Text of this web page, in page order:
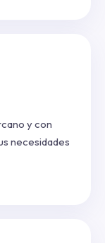
y con
necesidades